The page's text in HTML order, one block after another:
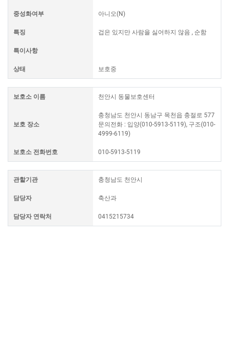
중성화여부 아니오(N)
특징 겁은 있지만 사람을 싫어하지 않음 , 순함
특이사항
상태 보호중
보호소 이름 천안시 동물보호센터
보호 장소
충청남도 천안시 동남구 목천읍 충절로 577
문의전화 : 입양(010-5913-5119), 구조(010-
4999-6119)
보호소 전화번호 010-5913-5119
관할기관 충청남도 천안시
담당자 축산과
담당자 연락처 0415215734